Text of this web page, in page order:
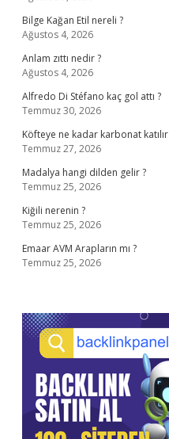
Bilge Kağan Etil nereli ?
Ağustos 4, 2026
Anlam zıttı nedir ?
Ağustos 4, 2026
Alfredo Di Stéfano kaç gol attı ?
Temmuz 30, 2026
Köfteye ne kadar karbonat katılır
Temmuz 27, 2026
Madalya hangi dilden gelir ?
Temmuz 25, 2026
Kiğili nerenin ?
Temmuz 25, 2026
Emaar AVM Arapların mı ?
Temmuz 25, 2026